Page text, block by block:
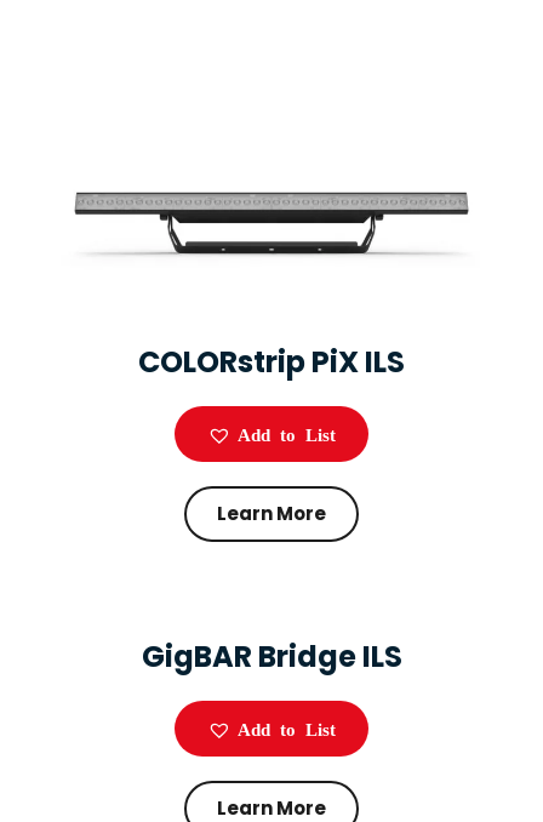
COLORstrip PiX ILS
Add to List
Learn More
GigBAR Bridge ILS
Add to List
Learn More